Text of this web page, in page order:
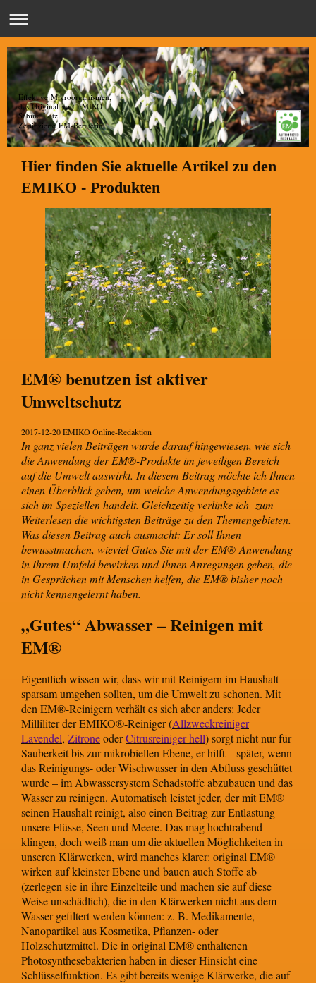
Effektive Mikroorganismen,
das Original von EMIKO
Sabine Lotz
Zertifizierte EM-Beraterin
Hier finden Sie aktuelle Artikel zu den
EMIKO - Produkten
EM® benutzen ist aktiver
Umweltschutz
2017-12-20 EMIKO Online-Redaktion
In ganz vielen Beiträgen wurde darauf hingewiesen, wie sich
die Anwendung der EM®-Produkte im jeweiligen Bereich
auf die Umwelt auswirkt. In diesem Beitrag möchte ich Ihnen
einen Überblick geben, um welche Anwendungsgebiete es
sich im Speziellen handelt. Gleichzeitig verlinke ich zum
Weiterlesen die wichtigsten Beiträge zu den Themengebieten.
Was diesen Beitrag auch ausmacht: Er soll Ihnen
bewusstmachen, wieviel Gutes Sie mit der EM®-Anwendung
in Ihrem Umfeld bewirken und Ihnen Anregungen geben, die
in Gesprächen mit Menschen helfen, die EM® bisher noch
nicht kennengelernt haben.
„Gutes“ Abwasser – Reinigen mit
EM®
Eigentlich wissen wir, dass wir mit Reinigern im Haushalt
sparsam umgehen sollten, um die Umwelt zu schonen. Mit
den EM®-Reinigern verhält es sich aber anders: Jeder
Milliliter der EMIKO®-Reiniger (Allzweckreiniger
Lavendel, ZitroneoderCitrusreiniger hell) sorgt nicht nur für
Sauberkeit bis zur mikrobiellen Ebene, er hilft – später, wenn
das Reinigungs- oder Wischwasser in den Abfluss geschüttet
wurde – im Abwassersystem Schadstoffe abzubauen und das
Wasser zu reinigen. Automatisch leistet jeder, der mit EM®
seinen Haushalt reinigt, also einen Beitrag zur Entlastung
unsere Flüsse, Seen und Meere. Das mag hochtrabend
klingen, doch weiß man um die aktuellen Möglichkeiten in
unseren Klärwerken, wird manches klarer: original EM®
wirken auf kleinster Ebene und bauen auch Stoffe ab
(zerlegen sie in ihre Einzelteile und machen sie auf diese
Weise unschädlich), die in den Klärwerken nicht aus dem
Wasser gefiltert werden können: z. B. Medikamente,
Nanopartikel aus Kosmetika, Pflanzen- oder
Holzschutzmittel. Die in original EM® enthaltenen
Photosynthesebakterien haben in dieser Hinsicht eine
Schlüsselfunktion. Es gibt bereits wenige Klärwerke, die auf